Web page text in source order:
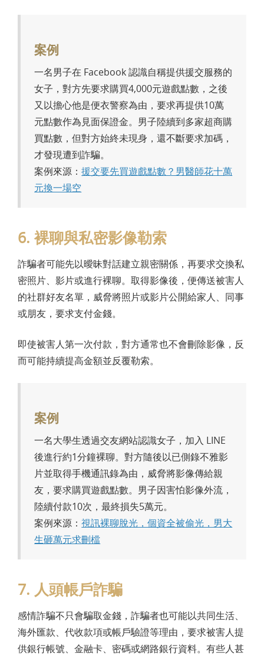
案例
一名男子在 Facebook 認識自稱提供援交服務的
女子，對方先要求購買4,000元遊戲點數，之後
又以擔心他是便衣警察為由，要求再提供10萬
元點數作為見面保證金。男子陸續到多家超商購
買點數，但對方始終未現身，還不斷要求加碼，
才發現遭到詐騙。
案例來源：援交要先買遊戲點數？男醫師花十萬
元換一場空
6. 裸聊與私密影像勒索
詐騙者可能先以曖昧對話建立親密關係，再要求交換私
密照片、影片或進行裸聊。取得影像後，便傳送被害人
的社群好友名單，威脅將照片或影片公開給家人、同事
或朋友，要求支付金錢。
即使被害人第一次付款，對方通常也不會刪除影像，反
而可能持續提高金額並反覆勒索。
案例
一名大學生透過交友網站認識女子，加入 LINE
後進行約1分鐘裸聊。對方隨後以已側錄不雅影
片並取得手機通訊錄為由，威脅將影像傳給親
友，要求購買遊戲點數。男子因害怕影像外流，
陸續付款10次，最終損失5萬元。
案例來源：視訊裸聊脫光，個資全被偷光，男大
生砸萬元求刪檔
7. 人頭帳戶詐騙
感情詐騙不只會騙取金錢，詐騙者也可能以共同生活、
海外匯款、代收款項或帳戶驗證等理由，要求被害人提
供銀行帳號、金融卡、密碼或網路銀行資料。有些人甚